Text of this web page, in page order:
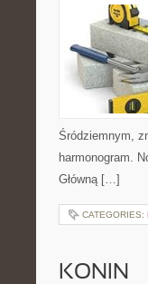
Śródziemnym,
harmonogram.
Główną […]
CATEGORIES:
KONIN